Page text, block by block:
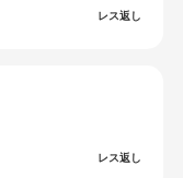
レス返し
レス返し